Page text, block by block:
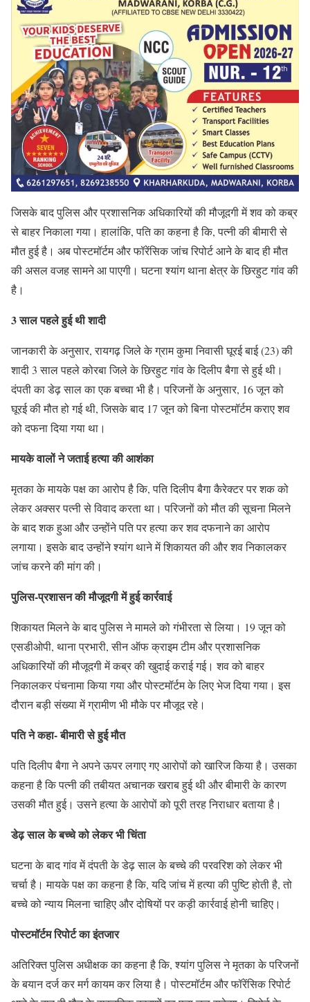
जिसकेबाद पुलिस और प्रशासनिक अधिकारियों की मौजूदगी में शव को कब्र
से बाहर निकाला गया। हालांकि, पति का कहना है कि, पत्नी की बीमारी से
मौत हुई है। अब पोस्टमॉर्टम और फॉरेंसिक जांच रिपोर्ट आने के बाद ही मौत
की असल वजह सामने आ पाएगी। घटना श्यांग थाना क्षेत्र के छिरहुट गांव की
है।
3 साल पहले हुई थी शादी
जानकारी के अनुसार, रायगढ़ जिले के ग्राम कुमा निवासी घूरई बाई (23) की
शादी 3 साल पहले कोरबा जिले के छिरहुट गांव के दिलीप बैगा से हुई थी।
दंपती का डेढ़ साल का एक बच्चा भी है। परिजनों के अनुसार, 16 जून को
घूरई की मौत हो गई थी, जिसके बाद 17 जून को बिना पोस्टमॉर्टम कराए शव
को दफना दिया गया था।
मायके वालों ने जताई हत्या की आशंका
मृतका के मायके पक्ष का आरोप है कि, पति दिलीप बैगा कैरेक्टर पर शक को
लेकर अक्सर पत्नी से विवाद करता था। परिजनों को मौत की सूचना मिलने
के बाद शक हुआ और उन्होंने पति पर हत्या कर शव दफनाने का आरोप
लगाया। इसके बाद उन्होंने श्यांग थाने में शिकायत की और शव निकालकर
जांच करने की मांग की।
पुलिस-प्रशासन की मौजूदगी में हुई कार्रवाई
शिकायत मिलने के बाद पुलिस ने मामले को गंभीरता से लिया। 19 जून को
एसडीओपी, थाना प्रभारी, सीन ऑफ क्राइम टीम और प्रशासनिक
अधिकारियों की मौजूदगी में कब्र की खुदाई कराई गई। शव को बाहर
निकालकर पंचनामा किया गया और पोस्टमॉर्टम के लिए भेज दिया गया। इस
दौरान बड़ी संख्या में ग्रामीण भी मौके पर मौजूद रहे।
पति ने कहा- बीमारी से हुई मौत
पति दिलीप बैगा ने अपने ऊपर लगाए गए आरोपों को खारिज किया है। उसका
कहना है कि पत्नी की तबीयत अचानक खराब हुई थी और बीमारी के कारण
उसकी मौत हुई। उसने हत्या के आरोपों को पूरी तरह निराधार बताया है।
डेढ़ साल के बच्चे को लेकर भी चिंता
घटना के बाद गांव में दंपती के डेढ़ साल के बच्चे की परवरिश को लेकर भी
चर्चा है। मायके पक्ष का कहना है कि, यदि जांच में हत्या की पुष्टि होती है, तो
बच्चे को न्याय मिलना चाहिए और दोषियों पर कड़ी कार्रवाई होनी चाहिए।
पोस्टमॉर्टम रिपोर्ट का इंतजार
अतिरिक्त पुलिस अधीक्षक का कहना है कि, श्यांग पुलिस ने मृतका के परिजनों
के बयान दर्ज कर मर्ग कायम कर लिया है। पोस्टमॉर्टम और फॉरेंसिक रिपोर्ट